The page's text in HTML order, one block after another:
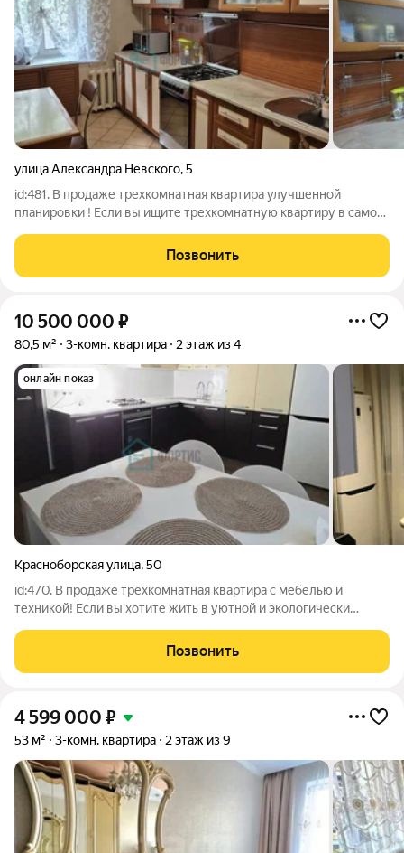
улица Александра Невского,5
id:481. В продаже трехкомнатная квартира улучшенной
планировки ! Если вы ищите трехкомнатную квартиру в самом
вариант! Преимущества дома: 1). Дом 1995 года постройки.
Низкая степень износа и
Позвонить
10 500 000 ₽
80,5 м² 3-комн. квартира 2 этаж из 4
онлайн показ
Красноборская улица,50
id:470. В продаже трёхкомнатная квартира с мебелью и
техникой! Если вы хотите жить в уютной и экологически
инфраструктуру в шаговой доступности от дома, эта квартира
идеальный вариант!
Позвонить
4 599 000 ₽
53 м² 3-комн. квартира 2 этаж из 9